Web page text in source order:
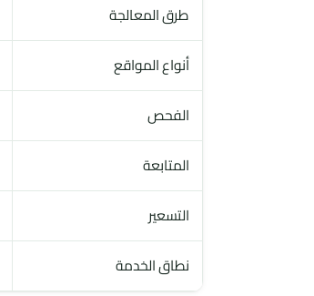
طرق المعالجة
أنواع المواقع
الفحص
المتابعة
التسعير
نطاق الخدمة